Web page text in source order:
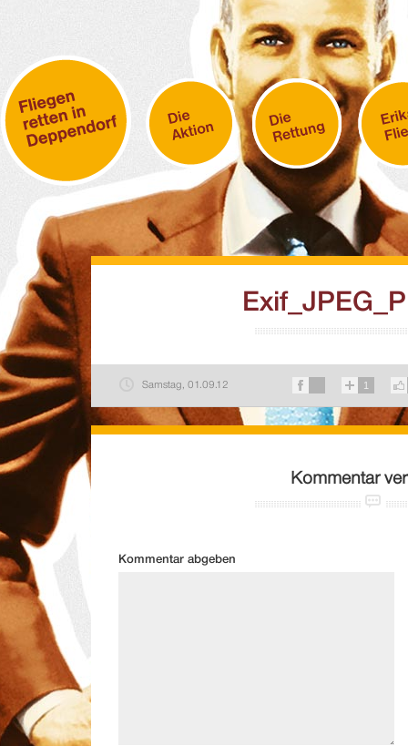
Samstag, 01.09.12 1
Kommentar
Kommentar abgeben